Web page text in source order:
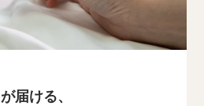
届ける、